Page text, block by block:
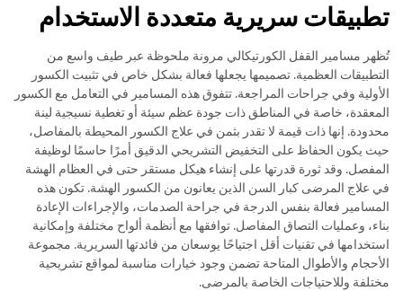
تطبيقات سريرية متعددة الاستخدام
تُظهر مسامير القفل الكورتيكالي مرونة ملحوظة عبر طيف واسع من
التطبيقات العظمية. تصميمها يجعلها فعالة بشكل خاص في تثبيت الكسور
الأولية وفي جراحات المراجعة. تتفوق هذه المسامير في التعامل مع الكسور
المعقدة، خاصة في المناطق ذات جودة عظم سيئة أو تغطية نسيجية لينة
محدودة. إنها ذات قيمة لا تقدر بثمن في علاج الكسور المحيطة بالمفاصل،
حيث يكون الحفاظ على التخفيض التشريحي الدقيق أمرًا حاسمًا لوظيفة
المفصل. وقد ثورة قدرتها على إنشاء هيكل مستقر حتى في العظام الهشة
في علاج المرضى كبار السن الذين يعانون من الكسور الهشة. تكون هذه
المسامير فعالة بنفس الدرجة في جراحة الصدمات، والإجراءات الإعادة
بناء، وعمليات التصاق المفاصل. توافقها مع أنظمة ألواح مختلفة وإمكانية
استخدامها في تقنيات أقل اجتياحًا يوسعان من فائدتها السريرية. مجموعة
الأحجام والأطوال المتاحة تضمن وجود خيارات مناسبة لمواقع تشريحية
مختلفة وللاحتياجات الخاصة بالمرضى.